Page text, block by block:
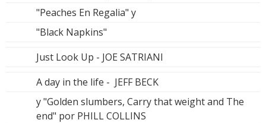
"Peaches En Regalia" y
"Black Napkins"
Just Look Up - JOE SATRIANI
A day in the life - JEFF BECK
y "Golden slumbers, Carry that weight and The
end" por PHILL COLLINS